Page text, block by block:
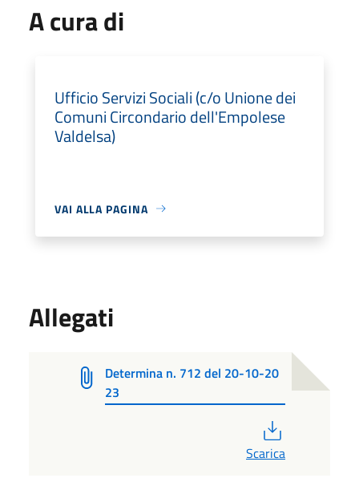
A cura di
Ufficio Servizi Sociali (c/o Unione dei
Comuni Circondario dell'Empolese
Valdelsa)
VAI ALLA PAGINA
Allegati
Determina n. 712 del 20-10-20
23
Scarica